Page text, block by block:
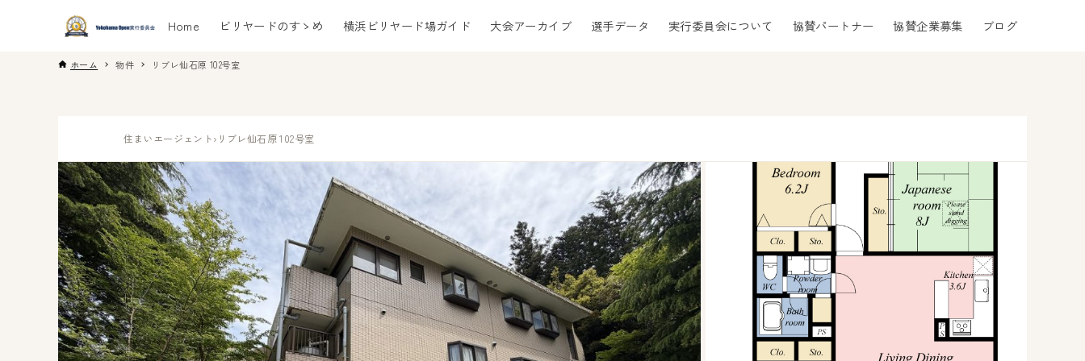
Home ビリヤードのすゝめ 横浜ビリヤード場ガイド 大会アーカイブ 選手データ 実行委員会について 協賛パートナー 協賛企業募集 ブログ
ホーム 物件 リブレ仙石原 102号室
住まいエージェント› リブレ仙石原 102号室